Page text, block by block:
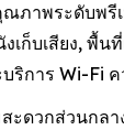
ภาพระดับพรี
เก็บเสียง, พื้น
ริการ Wi-Fi ค
ะดวกส่วนกล